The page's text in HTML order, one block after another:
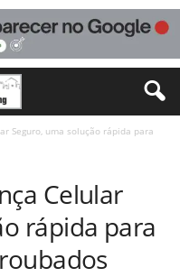
Seguro, uma solução rápida para
Celular
rápida para